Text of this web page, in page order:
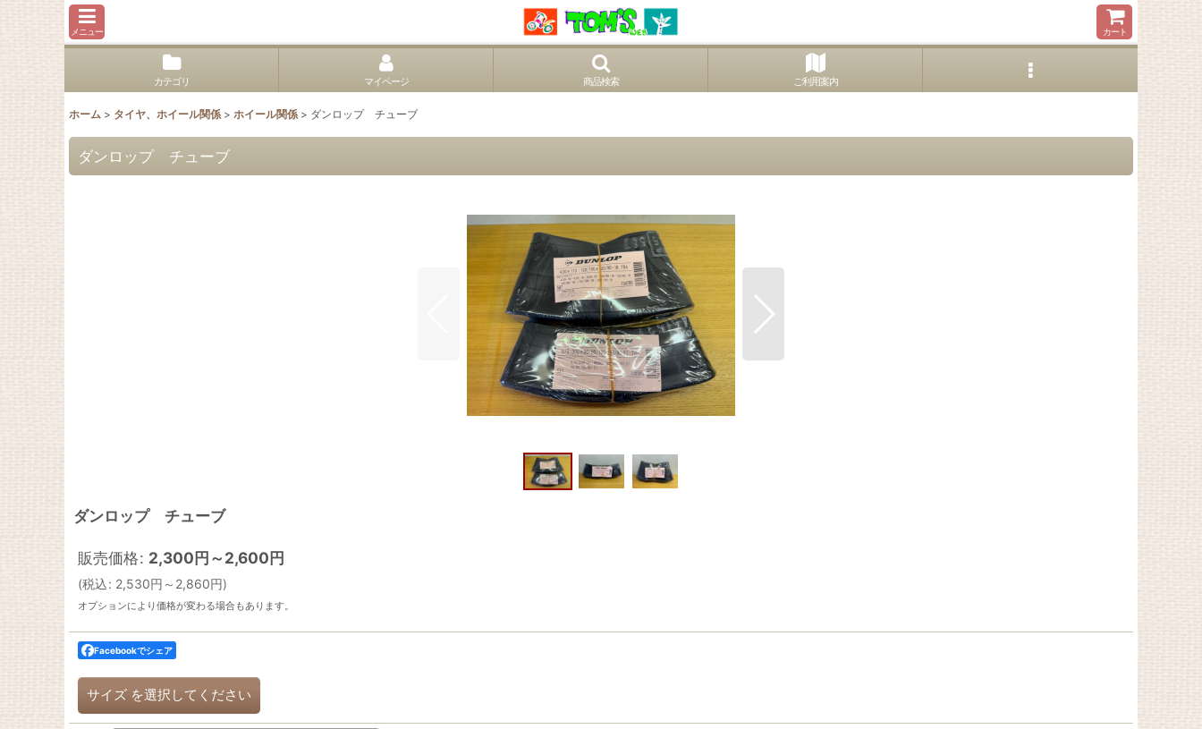
メニュー カート
カテゴリ マイページ 商品検索 ご利用案内
ホーム > タイヤ、ホイール関係 > ホイール関係 > ダンロップ チューブ
ダンロップ チューブ
ダンロップ チューブ
販売価格: 2,300円～2,600円
(税込: 2,530円 ～2,860円)
オプションにより価格が変わる場合もあります。
Facebookでシェア
サイズ を選択してください